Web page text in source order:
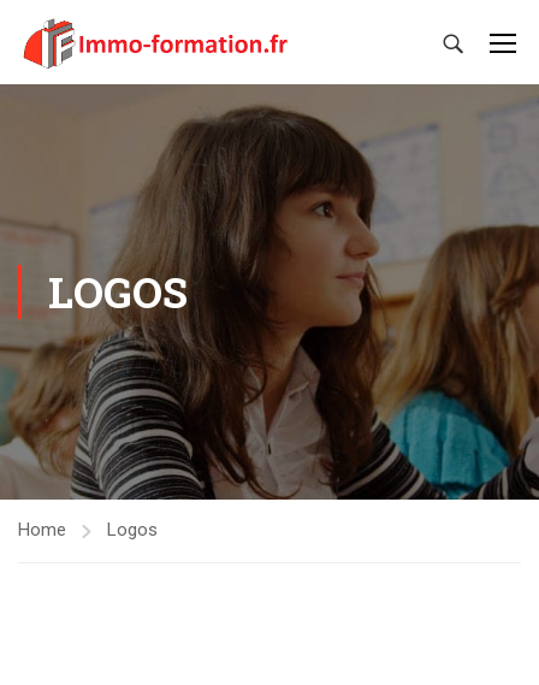
LOGOS
Home Logos